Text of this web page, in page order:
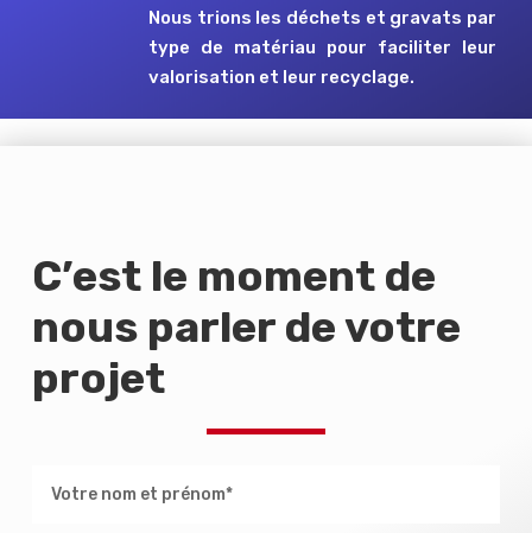
Nous trions les déchets et gravats par
type de matériau pour faciliter leur
valorisation et leur recyclage.
C’est le moment de
nous parler de votre
projet